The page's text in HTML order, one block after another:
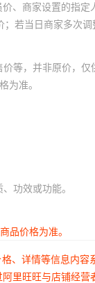
、商家设置的指
若当日商家多次调
等，并非原价，仅
为准。
功效或功能。
品价格为准。
、详情等信息内
里旺旺与店铺经